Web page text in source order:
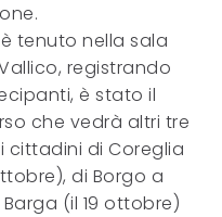
tenuto nella sala
registrando
è stato il
che vedrà altri tre
di Coreglia
di Borgo a
(il 19 ottobre)